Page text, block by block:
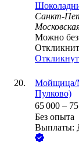
Санкт-
Можно
Мойщица/
Пулково)
65 000 –
Без опыта
Выплаты: